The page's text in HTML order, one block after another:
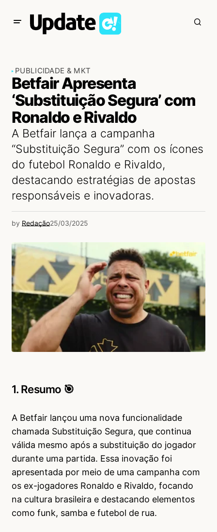
PUBLICIDADE & MKT
Betfair Apresenta
‘Substituição Segura’ com
Ronaldo e Rivaldo
A Betfair lança a campanha
“Substituição Segura” com os ícones
do futebol Ronaldo e Rivaldo,
destacando estratégias de apostas
responsáveis e inovadoras.
by Redação25/03/2025
1. Resumo 🎯
A Betfair lançou uma nova funcionalidade
chamada Substituição Segura, que continua
válida mesmo após a substituição do jogador
durante uma partida. Essa inovação foi
apresentada por meio de uma campanha com
os ex-jogadores Ronaldo e Rivaldo, focando
na cultura brasileira e destacando elementos
como funk, samba e futebol de rua.